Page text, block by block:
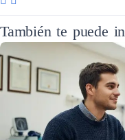
También te puede